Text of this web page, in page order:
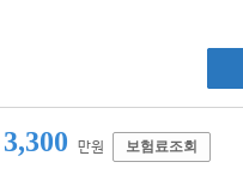
3,300 만원 보험료조회